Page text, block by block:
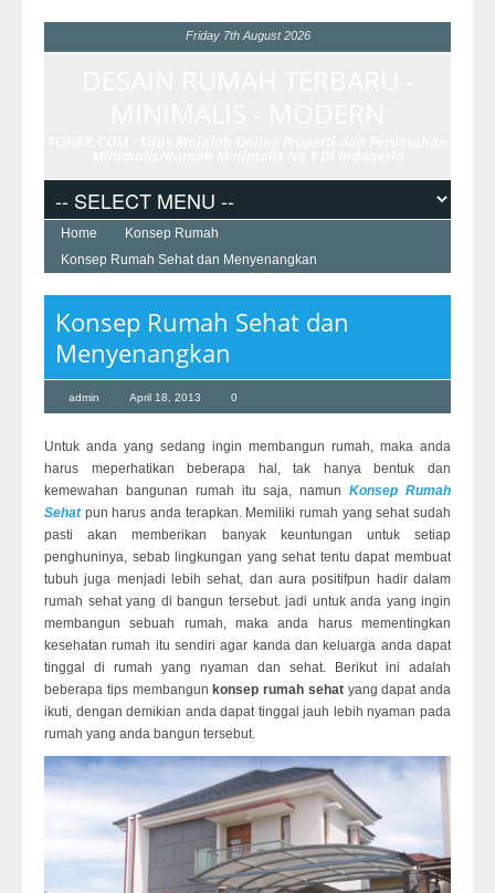
Friday 7th August 2026
Home
Konsep Rumah
Konsep Rumah Sehat dan Menyenangkan
Konsep Rumah Sehat dan
Menyenangkan
admin April 18, 2013 0
Untuk anda yang sedang ingin membangun rumah, maka anda
harus meperhatikan beberapa hal, tak hanya bentuk dan
kemewahan bangunan rumah itu saja, namunKonsep Rumah
Sehatpun harus anda terapkan. Memiliki rumah yang sehat sudah
pasti akan memberikan banyak keuntungan untuk setiap
penghuninya, sebab lingkungan yang sehat tentu dapat membuat
tubuh juga menjadi lebih sehat, dan aura positifpun hadir dalam
rumah sehat yang di bangun tersebut. jadi untuk anda yang ingin
membangun sebuah rumah, maka anda harus mementingkan
kesehatan rumah itu sendiri agar kanda dan keluarga anda dapat
tinggal di rumah yang nyaman dan sehat. Berikut ini adalah
beberapa tips membangun konsep rumah sehatyang dapat anda
ikuti, dengan demikian anda dapat tinggal jauh lebih nyaman pada
rumah yang anda bangun tersebut.